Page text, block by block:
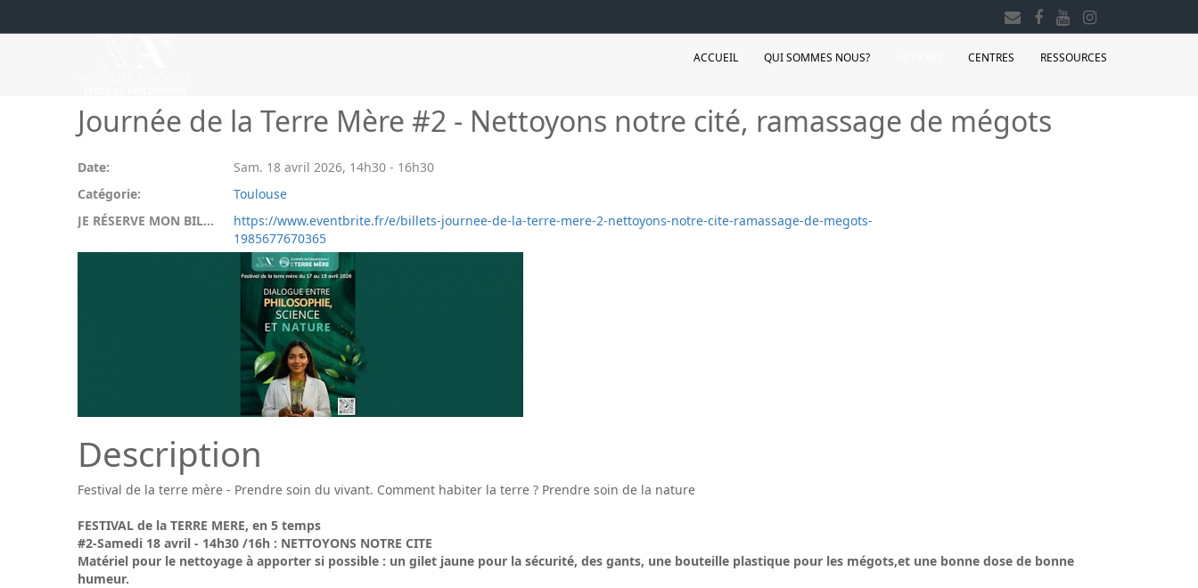
ACCUEIL QUI SOMMES NOUS? CENTRES RESSOURCES
Journée de la Terre Mère #2 - Nettoyons notre cité, ramassage de mégots
Date: Sam. 18 avril 2026, 14h30 - 16h30
Catégorie:
Toulouse
JE RÉSERVE MON BILLET:
https://www.eventbrite.fr/e/billets-journee-de-la-terre-mere-2-nettoyons-notre-cite-ramassage-de-megots-
1985677670365
Description
Festival de la terre mère - Prendre soin du vivant. Comment habiter la terre ? Prendre soin de la nature
FESTIVAL de la TERRE MERE, en 5 temps
#2-Samedi 18 avril - 14h30 /16h : NETTOYONS NOTRE CITE
Matériel pour le nettoyage à apporter si possible : un gilet jaune pour la sécurité, des gants, une bouteille plastique pour les mégots,et une bonne dose de bonne
humeur.